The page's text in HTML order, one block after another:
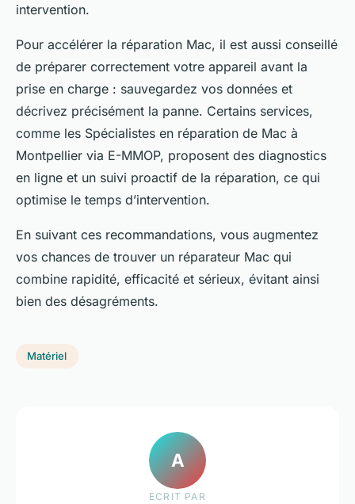
intervention.
Pour accélérer la réparation Mac, il est aussi conseillé
de préparer correctement votre appareil avant la
prise en charge : sauvegardez vos données et
décrivez précisément la panne. Certains services,
comme les Spécialistes en réparation de Mac à
Montpellier via E-MMOP, proposent des diagnostics
en ligne et un suivi proactif de la réparation, ce qui
optimise le temps d’intervention.
En suivant ces recommandations, vous augmentez
vos chances de trouver un réparateur Mac qui
combine rapidité, efficacité et sérieux, évitant ainsi
bien des désagréments.
Matériel
A
ECRIT PAR